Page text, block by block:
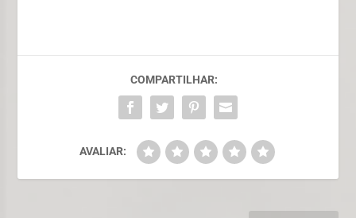
COMPARTILHAR:
AVALIAR: